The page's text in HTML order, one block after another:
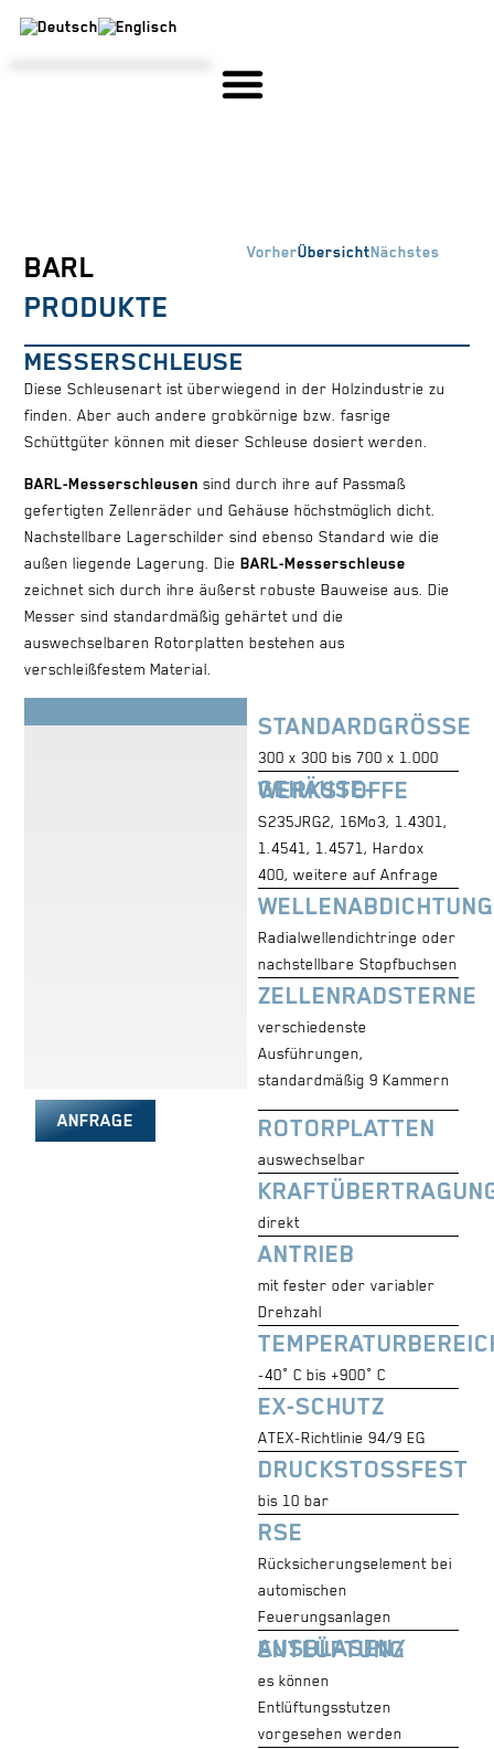
BARL
PRODUKTE
VorherÜbersichtNächstes
MESSERSCHLEUSE
Diese Schleusenart ist überwiegend in der Holzindustrie zu
finden. Aber auch andere grobkörnige bzw. fasrige
Schüttgüter können mit dieser Schleuse dosiert werden.
BARL-Messerschleusen sind durch ihre auf Passmaß
gefertigten Zellenräder und Gehäuse höchstmöglich dicht.
Nachstellbare Lagerschilder sind ebenso Standard wie die
außen liegende Lagerung. DieBARL-Messerschleuse
zeichnet sich durch ihre äußerst robuste Bauweise aus. Die
Messer sind standardmäßig gehärtet und die
auswechselbaren Rotorplatten bestehen aus
verschleißfestem Material.
ANFRAGE
STANDARDGRÖSSE
300 x 300 bis 700 x 1.000
GEHÄUSE-WERKSTOFFE
S235JRG2, 16Mo3, 1.4301,
1.4541, 1.4571, Hardox
400, weitere auf Anfrage
WELLENABDICHTUNG
Radialwellendichtringe oder
nachstellbare Stopfbuchsen
ZELLENRADSTERNE
verschiedenste
Ausführungen,
standardmäßig 9 Kammern
ROTORPLATTEN
auswechselbar
direkt
ANTRIEB
mit fester oder variabler
Drehzahl
-40° C bis +900° C
EX-SCHUTZ
ATEX-Richtlinie 94/9 EG
DRUCKSTOSSFEST
bis 10 bar
RSE
Rücksicherungselement bei
automischen
Feuerungsanlagen
AUSBLASEN/ ENTLÜFTUNG
es können
Entlüftungsstutzen
vorgesehen werden